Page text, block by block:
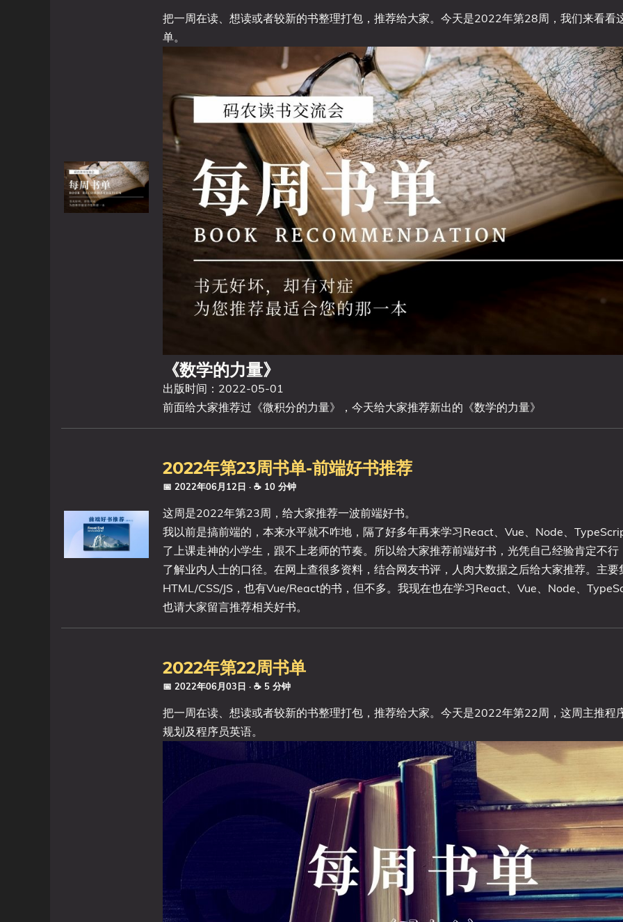
把一周在读、想读或者较新的书整理打包，推荐给大家。今天是2022年第28周，我们来看看
单。
《数学的力量》
出版时间：2022-05-01
前面给大家推荐过《微积分的力量》，今天给大家推荐新出的《数学的力量》
2022年第23周书单-前端好书推荐
📅 2022年06月12日 · ☕ 10 分钟
这周是2022年第23周，给大家推荐一波前端好书。
我以前是搞前端的，本来水平就不咋地，隔了好多年再来学习React、Vue、Node、
了上课走神的小学生，跟不上老师的节奏。所以给大家推荐前端好书，光凭自己经验肯定不行
了解业内人士的口径。在网上查很多资料，结合网友书评，人肉大数据之后给大家推荐。主要
HTML/CSS/JS，也有Vue/React的书，但不多。我现在也在学习React、Vue、Node、
也请大家留言推荐相关好书。
2022年第22周书单
📅 2022年06月03日 · ☕ 5 分钟
把一周在读、想读或者较新的书整理打包，推荐给大家。今天是2022年第22周，这周主推程
规划及程序员英语。